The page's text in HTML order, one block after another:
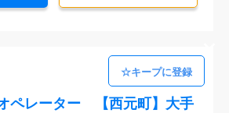
ペレーター 【西元町】大手